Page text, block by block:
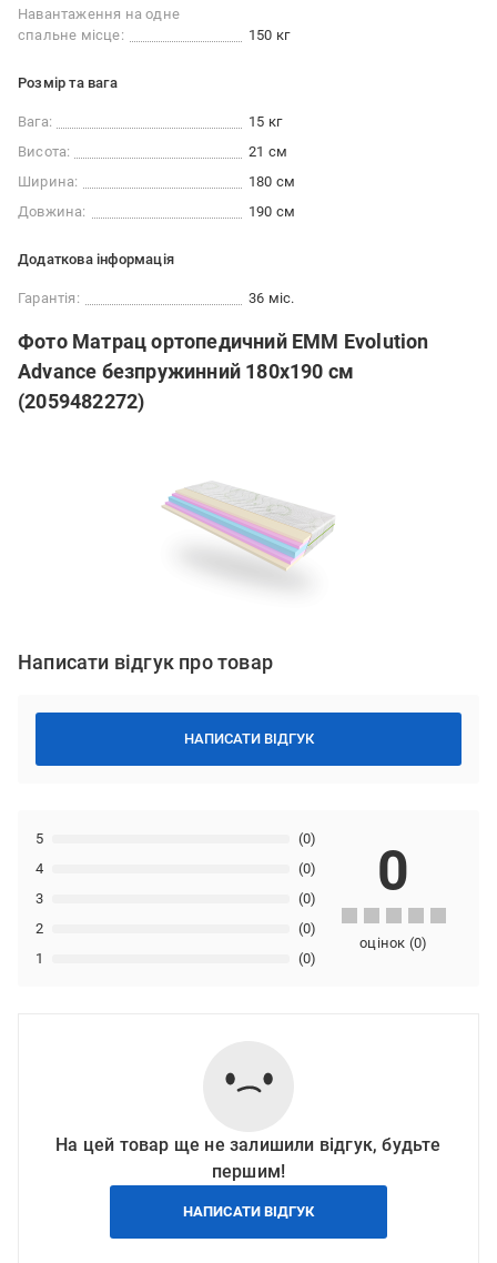
Навантаження на одне
спальне місце:
150 кг
Розмір та вага
Вага:
15 кг
Висота:
21 см
Ширина:
180 см
Довжина:
190 см
Додаткова інформація
Гарантія: 36 міс.
Фото Матрац ортопедичний ЕММ Evolution
Advance безпружинний 180х190 см
(2059482272)
Написати відгук про товар
НАПИСАТИ ВІДГУК
1 (0)
2 (0)
3 (0)
4 (0)
5 (0)
0
оцінок (0)
На цей товар ще не залишили відгук, будьте
першим!
НАПИСАТИ ВІДГУК